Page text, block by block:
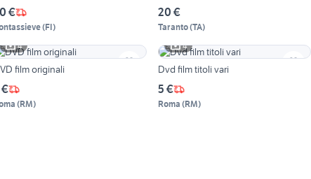
€
(FI)
20 €
Taranto(TA)
4
film originali
(RM)
4
Dvd film titoli vari
5 €
Roma (RM)